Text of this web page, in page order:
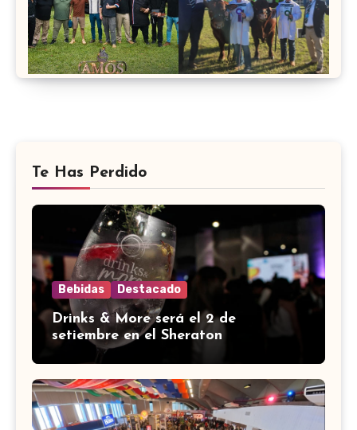
Te Has Perdido
Bebidas Destacado
Drinks & More será el 2 de
setiembre en el Sheraton